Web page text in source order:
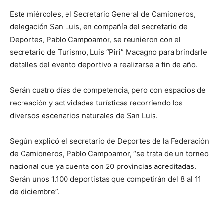
Este miércoles, el Secretario General de Camioneros,
delegación San Luis, en compañía del secretario de
Deportes, Pablo Campoamor, se reunieron con el
secretario de Turismo, Luis “Piri” Macagno para brindarle
detalles del evento deportivo a realizarse a fin de año.
Serán cuatro días de competencia, pero con espacios de
recreación y actividades turísticas recorriendo los
diversos escenarios naturales de San Luis.
Según explicó el secretario de Deportes de la Federación
de Camioneros, Pablo Campoamor, “se trata de un torneo
nacional que ya cuenta con 20 provincias acreditadas.
Serán unos 1.100 deportistas que competirán del 8 al 11
de diciembre”.